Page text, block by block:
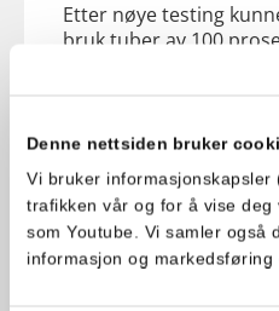
Denne nettsiden bruker
Vi bruker informasjonskapsler
trafikken vår og for å vise
som Youtube. Vi samler også
informasjon og markedsføring
Etter nøye testing
bruk tuber av 100